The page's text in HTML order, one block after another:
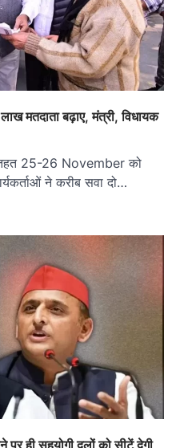
मतदाता बढ़ाए, मंत्री, विधायक
तहत 25-26 November को
ने करीब सवा दो…
ही सहयोगी दलों को सीटें देगी